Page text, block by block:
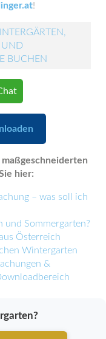
!
UND
BUCHEN
hier:
– was soll ich
Sommergarten?
Österreich
Wintergarten
&